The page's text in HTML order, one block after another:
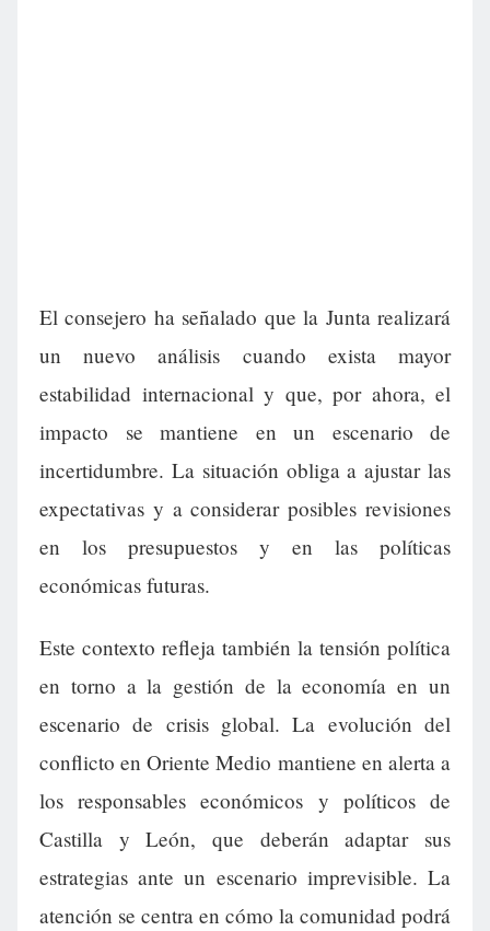
El consejero ha señalado que la Junta realizará
un nuevo análisis cuando exista mayor
estabilidad internacional y que, por ahora, el
impacto se mantiene en un escenario de
incertidumbre. La situación obliga a ajustar las
expectativas y a considerar posibles revisiones
en los presupuestos y en las políticas
económicas futuras.
Este contexto refleja también la tensión política
en torno a la gestión de la economía en un
escenario de crisis global. La evolución del
conflicto en Oriente Medio mantiene en alerta a
los responsables económicos y políticos de
Castilla y León, que deberán adaptar sus
estrategias ante un escenario imprevisible. La
atención se centra en cómo la comunidad podrá